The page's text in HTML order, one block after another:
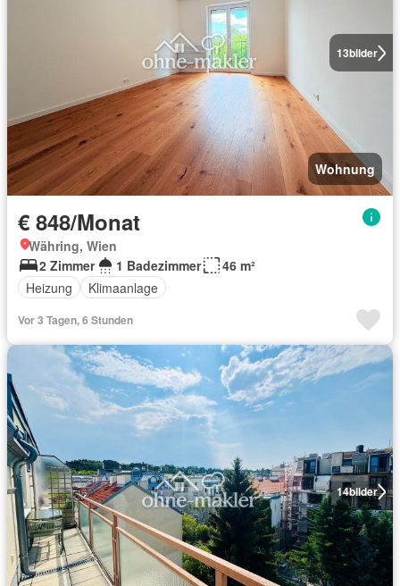
13bilder
Wohnung
€ 848/Monat
Währing, Wien
2 Zimmer
1 Badezimmer
46 m²
Heizung
Klimaanlage
Vor 3 Tagen, 6 Stunden
14bilder